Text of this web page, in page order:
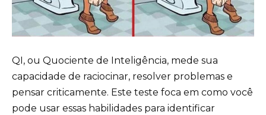
QI, ou Quociente de Inteligência, mede sua
capacidade de raciocinar, resolver problemas e
pensar criticamente. Este teste foca em como você
pode usar essas habilidades para identificar